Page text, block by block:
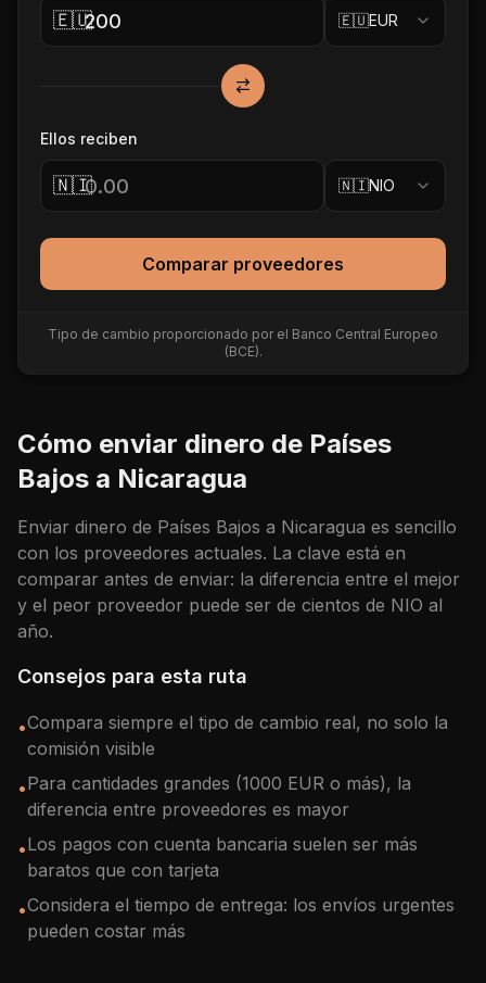
🇪🇺 🇪🇺EUR
Ellos reciben
🇳🇮 🇳🇮NIO
Comparar proveedores
Tipo de cambio proporcionado por el Banco Central Europeo
(BCE).
Cómo enviar dinero de Países
Bajos a Nicaragua
Enviar dinero de Países Bajos a Nicaragua es sencillo
con los proveedores actuales. La clave está en
comparar antes de enviar: la diferencia entre el mejor
y el peor proveedor puede ser de cientos de NIO al
año.
Consejos para esta ruta
•Compara siempre el tipo de cambio real, no solo la
comisión visible
•Para cantidades grandes (1000 EUR o más), la
diferencia entre proveedores es mayor
•Los pagos con cuenta bancaria suelen ser más
baratos que con tarjeta
•Considera el tiempo de entrega: los envíos urgentes
pueden costar más